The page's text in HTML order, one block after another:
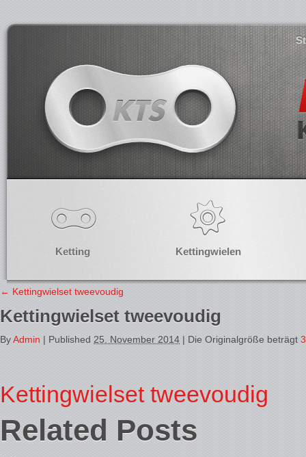
Ketting Kettingwielen
← Kettingwielset tweevoudig
Kettingwielset tweevoudig
ByAdmin | Published 25. November 2014 | Die Originalgröße beträgt
Kettingwielset tweevoudig
Related Posts